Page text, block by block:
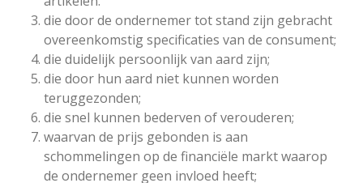
die door de ondernemer tot stand zijn gebracht
overeenkomstig specificaties van de consument;
die duidelijk persoonlijk van aard zijn;
die door hun aard niet kunnen worden
teruggezonden;
die snel kunnen bederven of verouderen;
waarvan de prijs gebonden is aan
schommelingen op de financiële markt waarop
de ondernemer geen invloed heeft;